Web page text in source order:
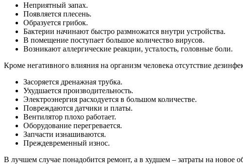
Неприятный запах.
Появляется плесень.
Образуется грибок.
Бактерии начинают быстро размножатся внутри устройства.
В помещение поступает большое количество вирусов.
Возникают аллергические реакции, усталость, головные боли.
Кроме негативного влияния на организм человека отсутствие
Засоряется дренажная трубка.
Ухудшается производительность.
Электроэнергия расходуется в большом количестве.
Повреждаются датчики и платы.
Вентилятор плохо работает.
Оборудование перегревается.
Запчасти изнашиваются.
Преждевременный износ.
В лучшем случае понадобится ремонт, а в худшем – затраты на новое